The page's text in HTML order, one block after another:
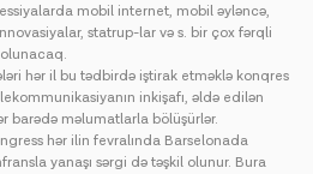
mobil internet, mobil əyləncə,
statrup-lar və s. bir çox fərqli
hər il bu tədbirdə iştirak etməklə konqres
inkişafı, əldə edilən
barədə məlumatlarla bölüşürlər.
hər ilin fevralında Barselonada
yanaşı sərgi də təşkil olunur. Bura